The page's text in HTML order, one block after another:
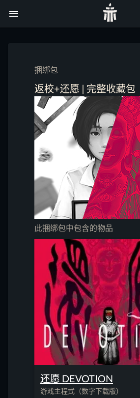
捆绑包
返校+还愿 | 完整收藏包
此捆绑包中包含的物品
还愿 DEVOTION
游戏主程式（数字下载版）